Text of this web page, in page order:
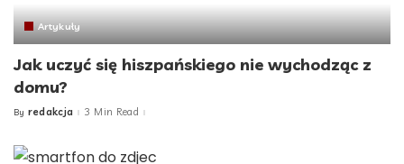
Artykuły
Jak uczyć się hiszpańskiego nie wychodząc z
domu?
Posted
By redakcja 3 Min Read